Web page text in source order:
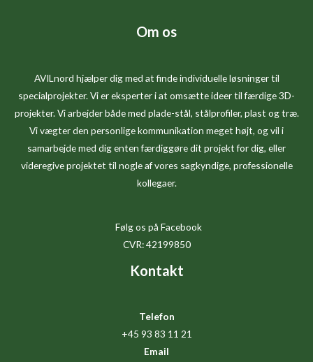
Om os
AVILnord hjælper dig med at finde individuelle løsninger til
specialprojekter. Vi er eksperter i at omsætte ideer til færdige 3D-
projekter. Vi arbejder både med plade-stål, stålprofiler, plast og træ.
Vi vægter den personlige kommunikation meget højt, og vil i
samarbejde med dig enten færdiggøre dit projekt for dig, eller
videregive projektet til nogle af vores sagkyndige, professionelle
kollegaer.
Følg os på Facebook
CVR: 42199850
Kontakt
Telefon
+45 93 83 11 21
Email